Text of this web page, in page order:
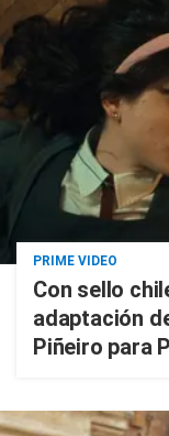
PRIME VIDEO
Con sello
adaptación
Piñeiro para